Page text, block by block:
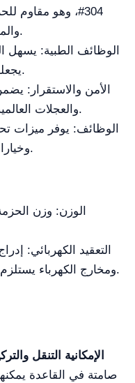
304#، وهو مقاوم
والمنخفضة، والأحماض والقواعد.
الوظائف الطبية: يسهل
يجعله مثالياً للاستخدام الإكلينيكي.
الأمن والاستقرار:
والعجلات العالمية مع مكابحها أماناً واستقراراً.
الوظائف: يوفر ميزات
وخيارات كهربائية (مخارج الكهرباء).
التعقيد الكهربائي:
ومخارج الكهرباء يستلزم وجود وصلة كهربائية مناسبة.
الإمكانية التنقل